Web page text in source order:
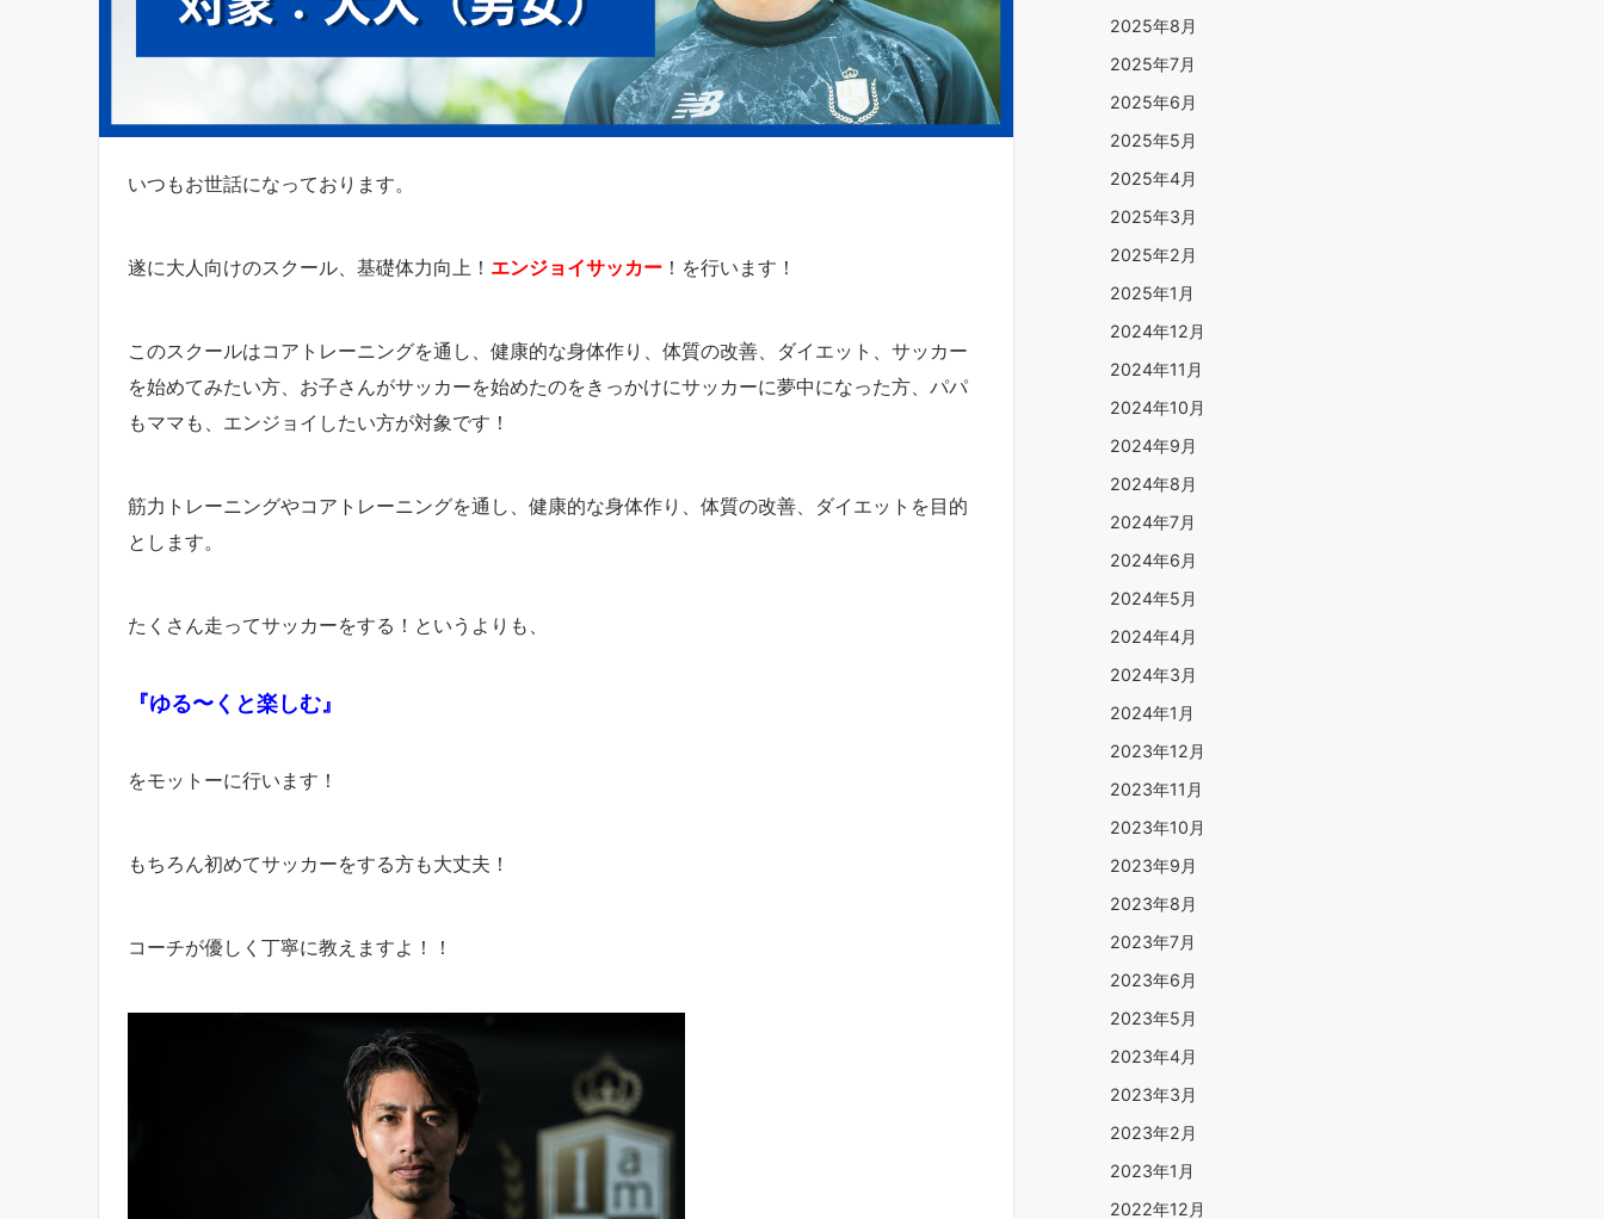
いつもお世話になっております。
遂に大人向けのスクール、基礎体力向上！ エンジョイサッカー ！を行います！
このスクールはコアトレーニングを通し、健康的な身体作り、体質の改善、ダイエット、サッカー
を始めてみたい方、お子さんがサッカーを始めたのをきっかけにサッカーに夢中になった方、パパ
もママも、エンジョイしたい方が対象です！
筋力トレーニングやコアトレーニングを通し、健康的な身体作り、体質の改善、ダイエットを目的
とします。
たくさん走ってサッカーをする！というよりも、
『ゆる〜くと楽しむ』
をモットーに行います！
もちろん初めてサッカーをする方も大丈夫！
コーチが優しく丁寧に教えますよ！！
2025年8月
2025年7月
2025年6月
2025年5月
2025年4月
2025年3月
2025年2月
2025年1月
2024年12月
2024年11月
2024年10月
2024年9月
2024年8月
2024年7月
2024年6月
2024年5月
2024年4月
2024年3月
2024年1月
2023年12月
2023年11月
2023年10月
2023年9月
2023年8月
2023年7月
2023年6月
2023年5月
2023年4月
2023年3月
2023年2月
2023年1月
2022年12月